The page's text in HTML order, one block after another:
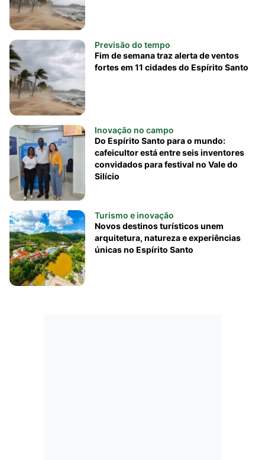
Previsão do tempo
Fim de semana traz alerta de ventos
fortes em 11 cidades do Espírito Santo
Inovação no campo
Do Espírito Santo para o mundo:
cafeicultor está entre seis inventores
convidados para festival no Vale do
Silício
Turismo e inovação
Novos destinos turísticos unem
arquitetura, natureza e experiências
únicas no Espírito Santo